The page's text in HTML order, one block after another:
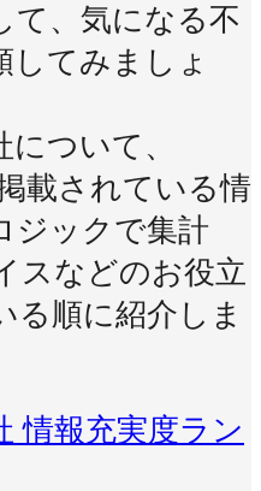
て、気になる不
してみましょ
ついて、
載されている情
ジックで集計
スなどのお役立
る順に紹介しま
情報充実度ラン